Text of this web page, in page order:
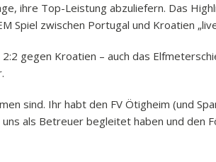
ihre Top-Leistung abzuliefern. Das
Spiel zwischen Portugal und Kroatien
gegen Kroatien – auch das
sind. Ihr habt den FV Ötigheim (und
als Betreuer begleitet haben und den